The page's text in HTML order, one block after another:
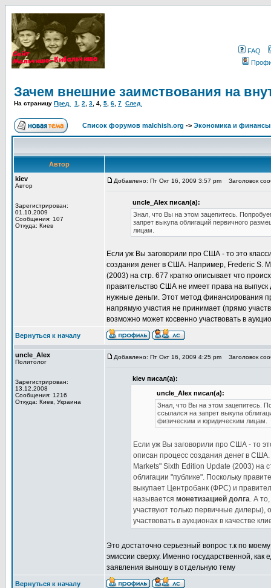
FAQ
Зачем внешние заимствования на
На страницу Пред. 1 2 3 4 5 6 7 След.
Список форумов malchish.org -> Экономика и финансы
Автор
kiev
Автор
Зарегистрирован:
01.10.2009
Сообщения: 107
Откуда: Киев
Добавлено: Пт Окт 16, 2009 3:57 pm Заголовок
uncle_Alex писал(а):
Знал, что Вы на этом зацепитесь.
запрет выкупа облигаций первичного
лицам.
Если уж Вы заговорили про США - то это
создания денег в США. Например, Frederic S.
(2003) на стр. 677 кратко описывает что
правительство США не имеет права на выпуск
нужные деньги. Этот метод финансирования
напрямую участия не принимает (прямо
возможно может косвенно участвовать в
Вернуться к началу
uncle_Alex
Политолог
Зарегистрирован:
13.12.2008
Сообщения: 1216
Откуда: Киев, Украина
Добавлено: Пт Окт 16, 2009 4:25 pm Заголовок
kiev писал(а):
uncle_Alex писал(а):
Знал, что Вы на этом зацепитесь.
ссылался на запрет выкупа
физическим и юридическим лицам.
Если уж Вы заговорили про США - то
описан процесс создания денег в
Markets" Sixth Edition Update (2003) на
облигации "публике". Поскольку
выкупает Центробанк (ФРС) и
называется монетизацией долга. А
участвуют только первичные дилеры),
участвовать в аукционах в качестве
Это достаточно серьезный вопрос т.к по
эмиссии сверху. Именно государственной, как
заявления выношу в отдельную тему
Вернуться к началу